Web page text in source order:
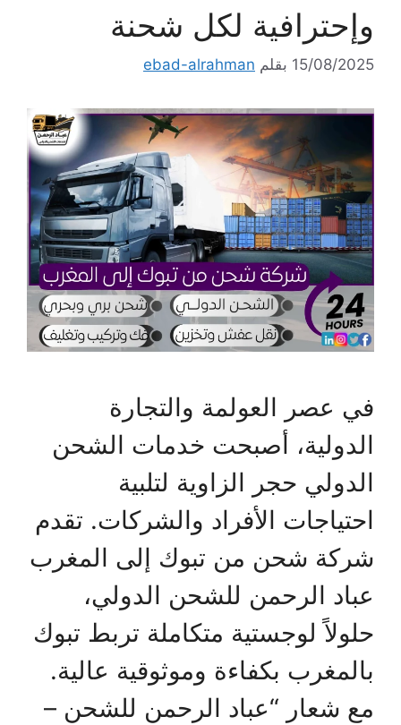
وإحترافية لكل شحنة
15/08/2025 بقلم ebad-alrahman
في عصر العولمة والتجارة
الدولية، أصبحت خدمات الشحن
الدولي حجر الزاوية لتلبية
احتياجات الأفراد والشركات. تقدم
شركة شحن من تبوك إلى المغرب
عباد الرحمن للشحن الدولي،
حلولاً لوجستية متكاملة تربط تبوك
بالمغرب بكفاءة وموثوقية عالية.
مع شعار “عباد الرحمن للشحن –